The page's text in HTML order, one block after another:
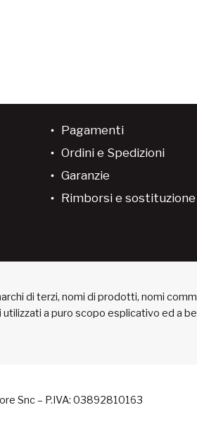
Pagamenti
Ordini e Spedizioni
Garanzie
Rimborsi e
di terzi, nomi di prodotti, nomi
a puro scopo esplicativo ed a
Snc – P.IVA: 03892810163